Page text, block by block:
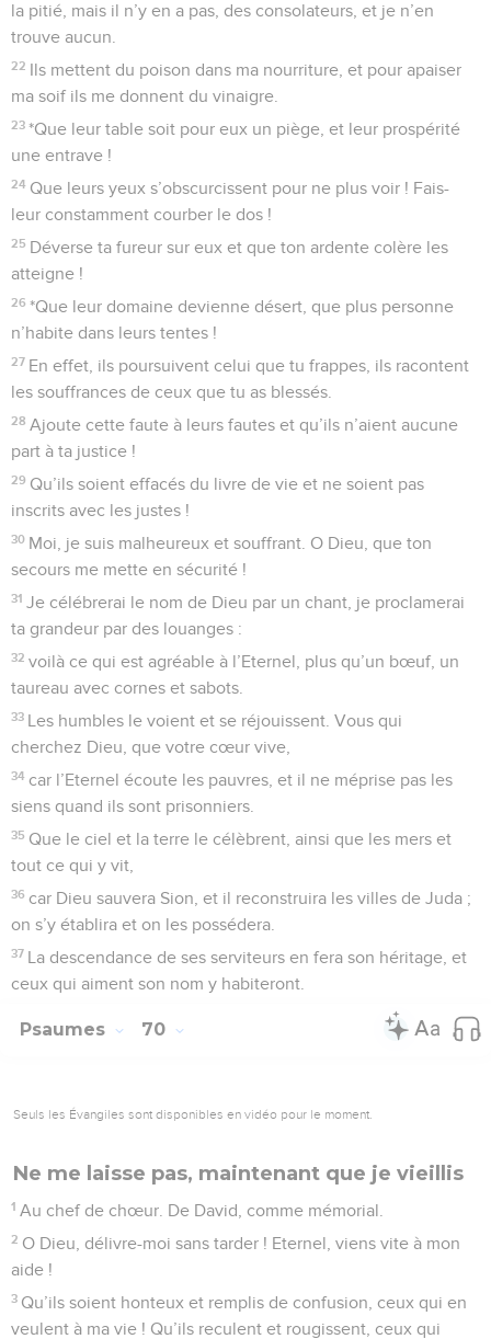
la pitié, mais il n’y en a pas, des consolateurs, et je n’en
trouve aucun.
22 Ils mettent du poison dans ma nourriture, et pour apaiser
ma soif ils me donnent du vinaigre.
23 *Que leur table soit pour eux un piège, et leur prospérité
une entrave !
24 Que leurs yeux s’obscurcissent pour ne plus voir ! Fais-
leur constamment courber le dos !
25 Déverse ta fureur sur eux et que ton ardente colère les
atteigne !
26 *Que leur domaine devienne désert, que plus personne
n’habite dans leurs tentes !
27 En effet, ils poursuivent celui que tu frappes, ils racontent
les souffrances de ceux que tu as blessés.
28 Ajoute cette faute à leurs fautes et qu’ils n’aient aucune
part à ta justice !
29 Qu’ils soient effacés du livre de vie et ne soient pas
inscrits avec les justes !
30 Moi, je suis malheureux et souffrant. O Dieu, que ton
secours me mette en sécurité !
31 Je célébrerai le nom de Dieu par un chant, je proclamerai
ta grandeur par des louanges :
32 voilà ce qui est agréable à l’Eternel, plus qu’un bœuf, un
taureau avec cornes et sabots.
33 Les humbles le voient et se réjouissent. Vous qui
cherchez Dieu, que votre cœur vive,
34 car l’Eternel écoute les pauvres, et il ne méprise pas les
siens quand ils sont prisonniers.
35 Que le ciel et la terre le célèbrent, ainsi que les mers et
tout ce qui y vit,
36 car Dieu sauvera Sion, et il reconstruira les villes de Juda ;
on s’y établira et on les possédera.
37 La descendance de ses serviteurs en fera son héritage, et
ceux qui aiment son nom y habiteront.
Psaumes 70
Seuls les Évangiles sont disponibles en vidéo pour le moment.
Ne me laisse pas, maintenant que je vieillis
1 Au chef de chœur. De David, comme mémorial.
2 O Dieu, délivre-moi sans tarder ! Eternel, viens vite à mon
aide !
3 Qu’ils soient honteux et remplis de confusion, ceux qui en
veulent à ma vie ! Qu’ils reculent et rougissent, ceux qui